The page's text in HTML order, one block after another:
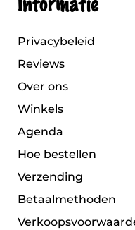
Informatie
Privacybeleid
Reviews
Over ons
Winkels
Agenda
Hoe bestellen
Verzending
Betaalmethoden